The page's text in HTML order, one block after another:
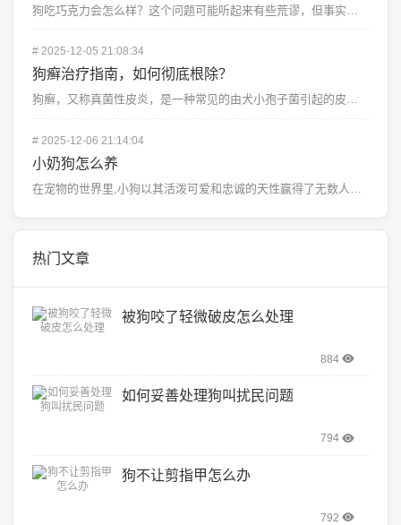
狗吃巧克力会怎么样？这个问题可能听起来有些荒谬，但事实确实如此，巧克力对狗狗来说是有毒的，即使是少量...
# 2025-12-05 21:08:34
狗癣治疗指南，如何彻底根除？
狗癣，又称真菌性皮炎，是一种常见的由犬小孢子菌引起的皮肤病，它不仅影响狗狗的外观，还可能引发严重的健...
# 2025-12-06 21:14:04
小奶狗怎么养
热门文章
被狗咬了轻微破皮怎么处理
884
如何妥善处理狗叫扰民问题
794
狗不让剪指甲怎么办
792